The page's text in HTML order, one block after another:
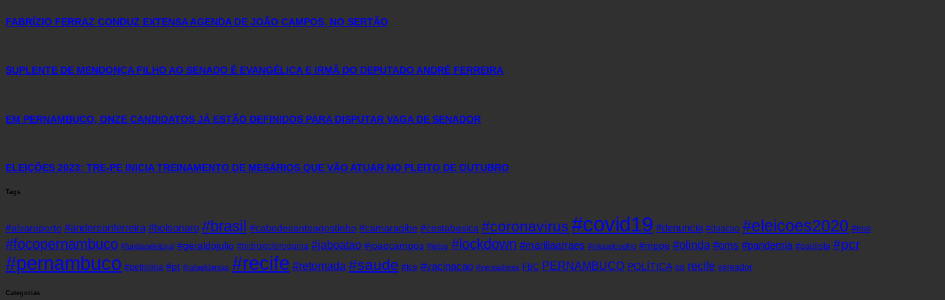
FABRÍZIO FERRAZ CONDUZ EXTENSA AGENDA DE JOÃO CAMPOS, NO SERTÃO
SUPLENTE DE MENDONÇA FILHO AO SENADO É EVANGÉLICA E IRMÃ DO DEPUTADO ANDRÉ FERREIRA
EM PERNAMBUCO, ONZE CANDIDATOS JÁ ESTÃO DEFINIDOS PARA DISPUTAR VAGA DE SENADOR
ELEIÇÕES 2023: TRE-PE INICIA TREINAMENTO DE MESÁRIOS QUE VÃO ATUAR NO PLEITO DE OUTUBRO
Tags
#alvaroporto #andersonferreira #bolsonaro #brasil #cabodesantoagostinho #camaragibe #cestabasica #coronavirus #covid19 #denuncia #doacao #eleicoes2020 #eua
#focopernambuco #fundaoeleitoral #geraldojulio #hidroxicloroquina #jaboatao #joaocampos #leitos #lockdown #mariliaarraes #miguelcoelho #mppe #olinda #oms #pandemia #paulista #pcr
#pernambuco #petrolina #pt #rafaeldantas #recife #retomada #saude #tce #vacinacao #vereadores FBC PERNAMBUCO POLÍTICA pp recife vereador
Categorias